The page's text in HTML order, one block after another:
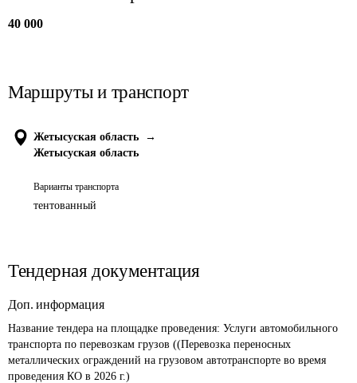
40 000
Маршруты и транспорт
Жетысуская область
→
Жетысуская область
Варианты транспорта
тентованный
Тендерная документация
Доп. информация
Название тендера на площадке проведения: Услуги автомобильного
транспорта по перевозкам грузов ((Перевозка переносных
металлических ограждений на грузовом автотранспорте во время
проведения КО в 2026 г.)